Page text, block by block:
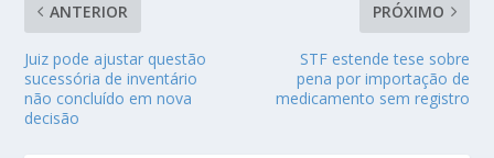
ANTERIOR
Juiz pode ajustar questão
sucessória de inventário
não concluído em nova
decisão
PRÓXIMO
STF estende tese sobre
pena por importação de
medicamento sem registro